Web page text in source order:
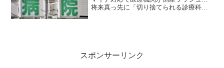
将来真っ先に「切り捨てられる診療科」
スポンサーリンク